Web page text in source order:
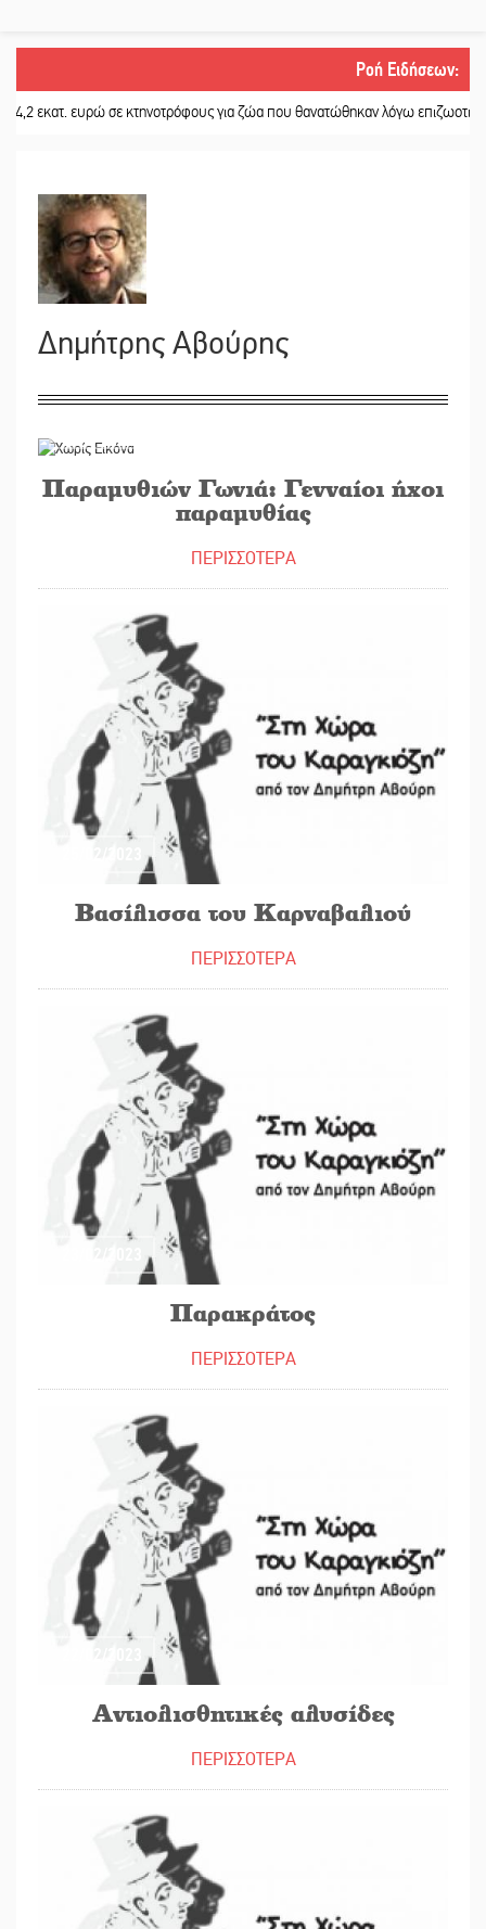
Ροή Ειδήσεων:
ευρώ σε κτηνοτρόφους για ζώα που θανατώθηκαν λόγω επιζωοτιών || Η
Δημήτρης Αβούρης
Παραμυθιών Γωνιά: Γενναίοι ήχοι
παραμυθίας
ΠΕΡΙΣΣΟΤΕΡΑ
Βασίλισσα του Καρναβαλιού
ΠΕΡΙΣΣΟΤΕΡΑ
Παρακράτος
ΠΕΡΙΣΣΟΤΕΡΑ
Αντιολισθητικές αλυσίδες
ΠΕΡΙΣΣΟΤΕΡΑ